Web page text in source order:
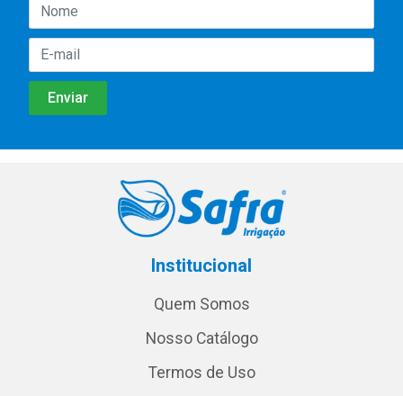
Institucional
Quem Somos
Nosso Catálogo
Termos de Uso